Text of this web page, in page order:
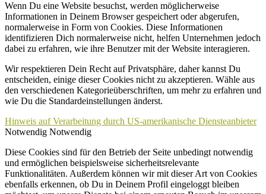
Wenn Du eine Website besuchst, werden möglicherweise
Informationen in Deinem Browser gespeichert oder abgerufen,
normalerweise in Form von Cookies. Diese Informationen
identifizieren Dich normalerweise nicht, helfen Unternehmen jedoch
dabei zu erfahren, wie ihre Benutzer mit der Website interagieren.
Wir respektieren Dein Recht auf Privatsphäre, daher kannst Du
entscheiden, einige dieser Cookies nicht zu akzeptieren. Wähle aus
den verschiedenen Kategorieüberschriften, um mehr zu erfahren und
wie Du die Standardeinstellungen änderst.
Hinweis auf Verarbeitung durch US-amerikanische Diensteanbieter
Notwendig Notwendig
Diese Cookies sind für den Betrieb der Seite unbedingt notwendig
und ermöglichen beispielsweise sicherheitsrelevante
Funktionalitäten. Außerdem können wir mit dieser Art von Cookies
ebenfalls erkennen, ob Du in Deinem Profil eingeloggt bleiben